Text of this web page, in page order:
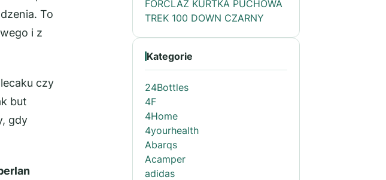
To
i z
czy
but
gdy
FORCLAZ KURTKA PUCHOWA
TREK 100 DOWN CZARNY
Kategorie
24Bottles
4F
4Home
4yourhealth
Abarqs
Acamper
adidas